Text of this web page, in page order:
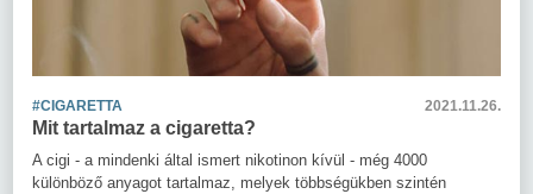
#CIGARETTA 2021.11.26.
Mit tartalmaz a cigaretta?
A cigi - a mindenki által ismert nikotinon kívül - még 4000
különböző anyagot tartalmaz, melyek többségükben szintén